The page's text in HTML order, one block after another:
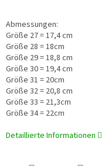
Abmessungen:
Größe 27 = 17,4 cm
Größe 28 = 18cm
Größe 29 = 18,8 cm
Größe 30 = 19,4 cm
Größe 31 = 20cm
Größe 32 = 20,8 cm
Größe 33 = 21,3cm
Größe 34 = 22cm
Detaillierte Informationen